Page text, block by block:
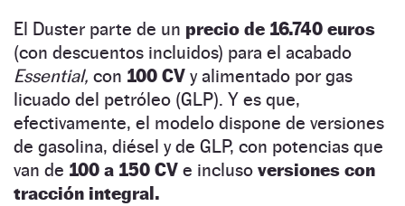
El Duster parte de un precio de 16.740 euros
(con descuentos incluidos) para el acabado
Essential, con 100 CV y alimentado por gas
licuado del petróleo (GLP). Y es que,
efectivamente, el modelo dispone de versiones
de gasolina, diésel y de GLP, con potencias que
van de 100 a 150 CV e incluso versiones con
tracción integral.